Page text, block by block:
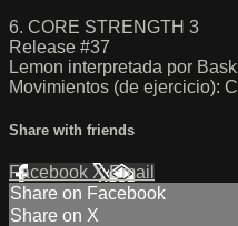
6. CORE STRENGTH 3
Release #37
Lemon interpretada por
Movimientos (de ejercicio):
Share with friends
Facebook XEmail
Share on Facebook
Share on X